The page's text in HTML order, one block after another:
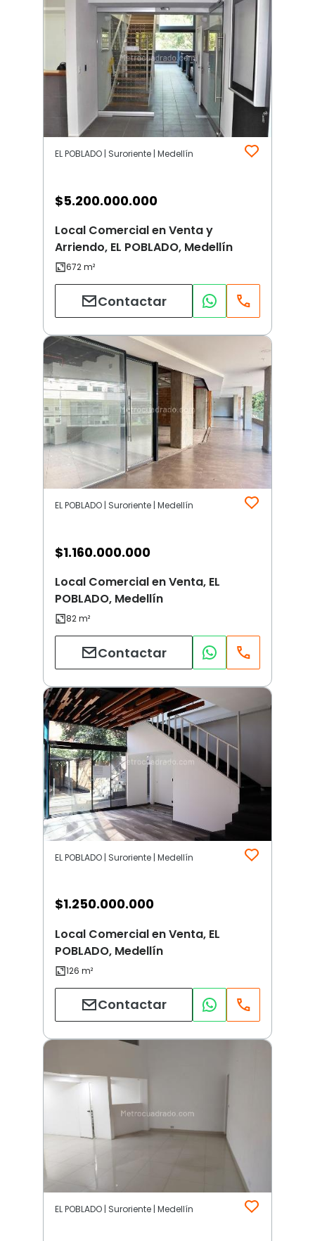
EL POBLADO | Suroriente | Medellín
$5.200.000.000
Local Comercial en Venta y
Arriendo, EL POBLADO, Medellín
Contactar
EL POBLADO | Suroriente | Medellín
$1.160.000.000
Local Comercial en Venta, EL
POBLADO, Medellín
Contactar
EL POBLADO | Suroriente | Medellín
$1.250.000.000
Local Comercial en Venta, EL
POBLADO, Medellín
Contactar
EL POBLADO | Suroriente | Medellín